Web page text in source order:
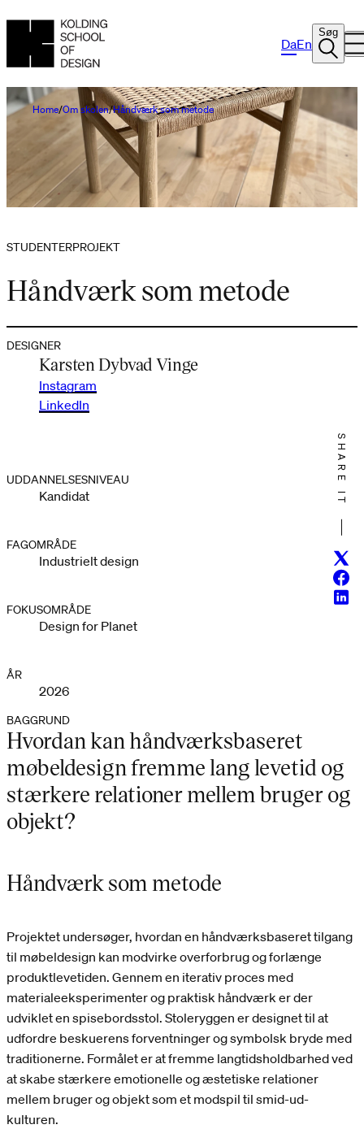
DaEn
Søg
Home Om skolen Håndværk som metode
STUDENTERPROJEKT
Håndværk som metode
DESIGNER
Karsten Dybvad Vinge
Instagram
LinkedIn
UDDANNELSESNIVEAU
Kandidat
FAGOMRÅDE
Industrielt design
FOKUSOMRÅDE
Design for Planet
ÅR
2026
SHARE IT
BAGGRUND
Hvordan kan håndværksbaseret
møbeldesign fremme lang levetid og
stærkere relationer mellem bruger og
objekt?
Håndværk som metode
Projektet undersøger, hvordan en håndværksbaseret tilgang
til møbeldesign kan modvirke overforbrug og forlænge
produktlevetiden. Gennem en iterativ proces med
materialeeksperimenter og praktisk håndværk er der
udviklet en spisebordsstol. Stoleryggen er designet til at
udfordre beskuerens forventninger og symbolsk bryde med
traditionerne. Formålet er at fremme langtidsholdbarhed ved
at skabe stærkere emotionelle og æstetiske relationer
mellem bruger og objekt som et modspil til smid-ud-
kulturen.